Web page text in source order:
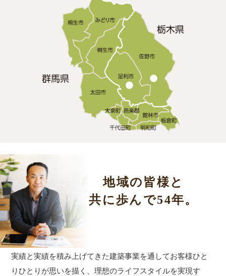
地域の皆様と
共に歩んで54年。
実績と実績を積み上げてきた建築事業を通してお客様ひと
りひとりが思いを描く、理想のライフスタイルを実現す